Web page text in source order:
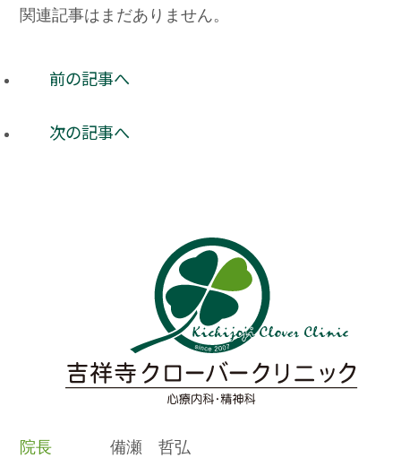
関連記事はまだありません。
前の記事へ
次の記事へ
院長
備瀬 哲弘